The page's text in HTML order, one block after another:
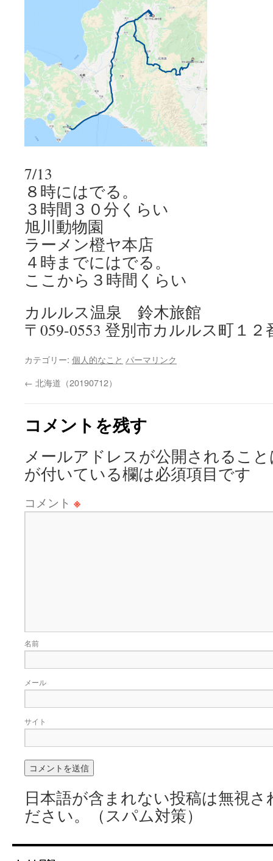
7/13
８時にはでる。
３時間３０分くらい
旭川動物園
ラーメン橙ヤ本店
４時までにはでる。
ここから３時間くらい
カルルス温泉 鈴木旅館
〒059-0553 登別市カルルス町１２
カテゴリー: 個人的なこと パーマリンク
← 北海道（20190712）
コメントを残す
メールアドレスが公開されるこ
が付いている欄は必須項目です
コメント ※
名前
メール
サイト
日本語が含まれない投稿は無視
ださい。（スパム対策）